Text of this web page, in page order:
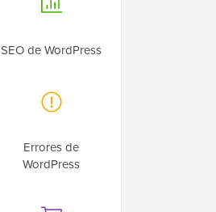
SEO de WordPress
Errores de
WordPress